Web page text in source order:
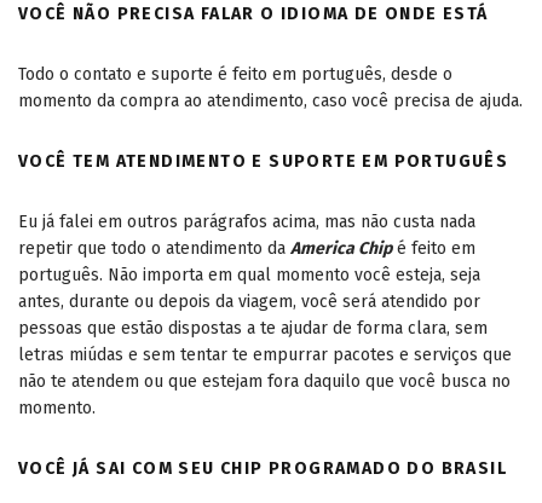
VOCÊ NÃO PRECISA FALAR O IDIOMA DE ONDE ESTÁ
Todo o contato e suporte é feito em português, desde o
momento da compra ao atendimento, caso você precisa de ajuda.
VOCÊ TEM ATENDIMENTO E SUPORTE EM PORTUGUÊS
Eu já falei em outros parágrafos acima, mas não custa nada
repetir que todo o atendimento da America Chipé feito em
português. Não importa em qual momento você esteja, seja
antes, durante ou depois da viagem, você será atendido por
pessoas que estão dispostas a te ajudar de forma clara, sem
letras miúdas e sem tentar te empurrar pacotes e serviços que
não te atendem ou que estejam fora daquilo que você busca no
momento.
VOCÊ JÁ SAI COM SEU CHIP PROGRAMADO DO BRASIL